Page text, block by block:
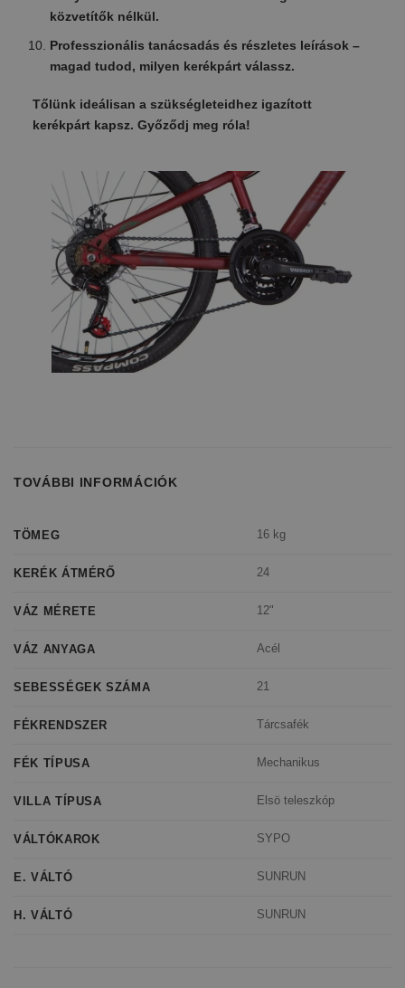
közvetítők nélkül.
Professzionális tanácsadás és részletes leírások –
magad tudod, milyen kerékpárt válassz.
Tőlünk ideálisan a szükségleteidhez igazított
kerékpárt kapsz. Győződj meg róla!
TOVÁBBI INFORMÁCIÓK
TÖMEG 16 kg
KERÉK ÁTMÉRŐ 24
VÁZ MÉRETE 12"
VÁZ ANYAGA Acél
SEBESSÉGEK SZÁMA 21
FÉKRENDSZER Tárcsafék
FÉK TÍPUSA Mechanikus
VILLA TÍPUSA Elsö teleszkóp
VÁLTÓKAROK SYPO
E. VÁLTÓ SUNRUN
H. VÁLTÓ SUNRUN